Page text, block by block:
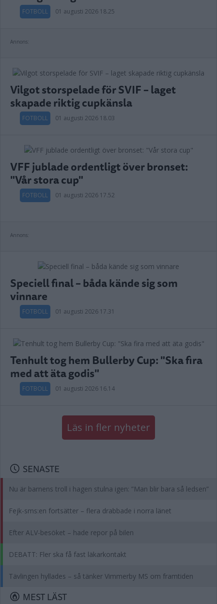
FOTBOLL 01 augusti 2026 18.25
Annons:
Vilgot storspelade för SVIF – laget
skapade riktig cupkänsla
FOTBOLL 01 augusti 2026 18.03
VFF jublade ordentligt över bronset:
"Vår stora cup"
FOTBOLL 01 augusti 2026 17.52
Annons:
Speciell final – båda kände sig som
vinnare
FOTBOLL 01 augusti 2026 17.31
Tenhult tog hem Bullerby Cup: "Ska fira
med att äta godis"
FOTBOLL 01 augusti 2026 16.14
Läs in fler nyheter
SENASTE
Nu är barnens troll i hagen stulna igen: ”Man blir bara så ledsen”
Fejk-sms:en fortsätter – flera drabbade i norra länet
Efter ALV-besöket – hade repor på bilen
DEBATT: Fler ska få fast läkarkontakt
Tävlingen hyllades – så tänker Vimmerby MS om framtiden
MEST LÄST